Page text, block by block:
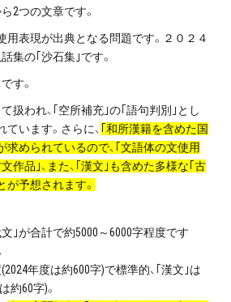
2つの文章です。
用表現が出典となる問題です。２０２４
集の｢沙石集｣です。
す。
扱われ、｢空所補充｣の｢語句判別｣とし
います。さらに、
｢和所漢籍を含めた国
求められているので、｢文語体の文使用
作品｣、また、｢漢文｣も含めた多様な｢古
予想されます。
｣が合計で約5000～6000字程度です
年度は約600字)で標準的、｢漢文｣は
約60字)。